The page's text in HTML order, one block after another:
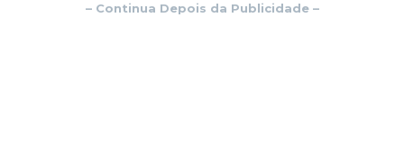
– Continua Depois da Publicidade –